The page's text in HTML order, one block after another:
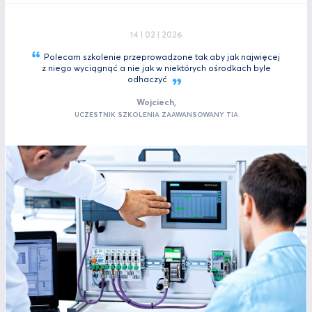
14 I 02 I 2026
Polecam szkolenie przeprowadzone tak aby jak najwięcej
z niego wyciągnąć a nie jak w niektórych ośrodkach byle
odhaczyć
Wojciech,
UCZESTNIK SZKOLENIA ZAAWANSOWANY TIA